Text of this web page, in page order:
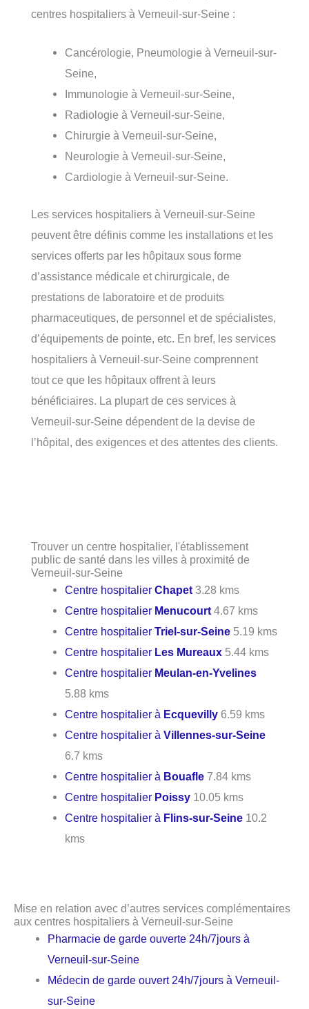
centres hospitaliers à Verneuil-sur-Seine :
Cancérologie, Pneumologie à Verneuil-sur-
Seine,
Immunologie à Verneuil-sur-Seine,
Radiologie à Verneuil-sur-Seine,
Chirurgie à Verneuil-sur-Seine,
Neurologie à Verneuil-sur-Seine,
Cardiologie à Verneuil-sur-Seine.
Les services hospitaliers à Verneuil-sur-Seine
peuvent être définis comme les installations et les
services offerts par les hôpitaux sous forme
d’assistance médicale et chirurgicale, de
prestations de laboratoire et de produits
pharmaceutiques, de personnel et de spécialistes,
d’équipements de pointe, etc. En bref, les services
hospitaliers à Verneuil-sur-Seine comprennent
tout ce que les hôpitaux offrent à leurs
bénéficiaires. La plupart de ces services à
Verneuil-sur-Seine dépendent de la devise de
l’hôpital, des exigences et des attentes des clients.
Trouver un centre hospitalier, l'établissement
public de santé dans les villes à proximité de
Verneuil-sur-Seine
Centre hospitalierChapet 3.28 kms
Centre hospitalier Menucourt 4.67 kms
Centre hospitalierTriel-sur-Seine 5.19 kms
Centre hospitalier Les Mureaux 5.44 kms
Centre hospitalier Meulan-en-Yvelines
5.88 kms
Centre hospitalier à Ecquevilly 6.59 kms
Centre hospitalier àVillennes-sur-Seine
6.7 kms
Centre hospitalier à Bouafle 7.84 kms
Centre hospitalier Poissy 10.05 kms
Centre hospitalier à Flins-sur-Seine 10.2
kms
Mise en relation avec d’autres services complémentaires
aux centres hospitaliers à Verneuil-sur-Seine
Pharmacie de garde ouverte 24h/7jours à
Verneuil-sur-Seine
Médecin de garde ouvert 24h/7jours à Verneuil-
sur-Seine